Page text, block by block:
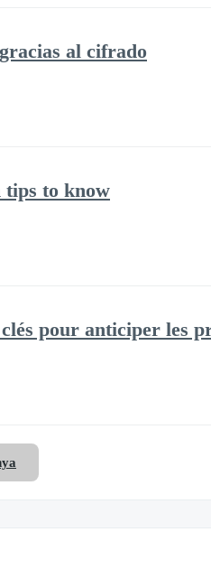
al cifrado
to know
pour anticiper les